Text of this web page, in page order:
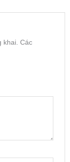
khai. Các